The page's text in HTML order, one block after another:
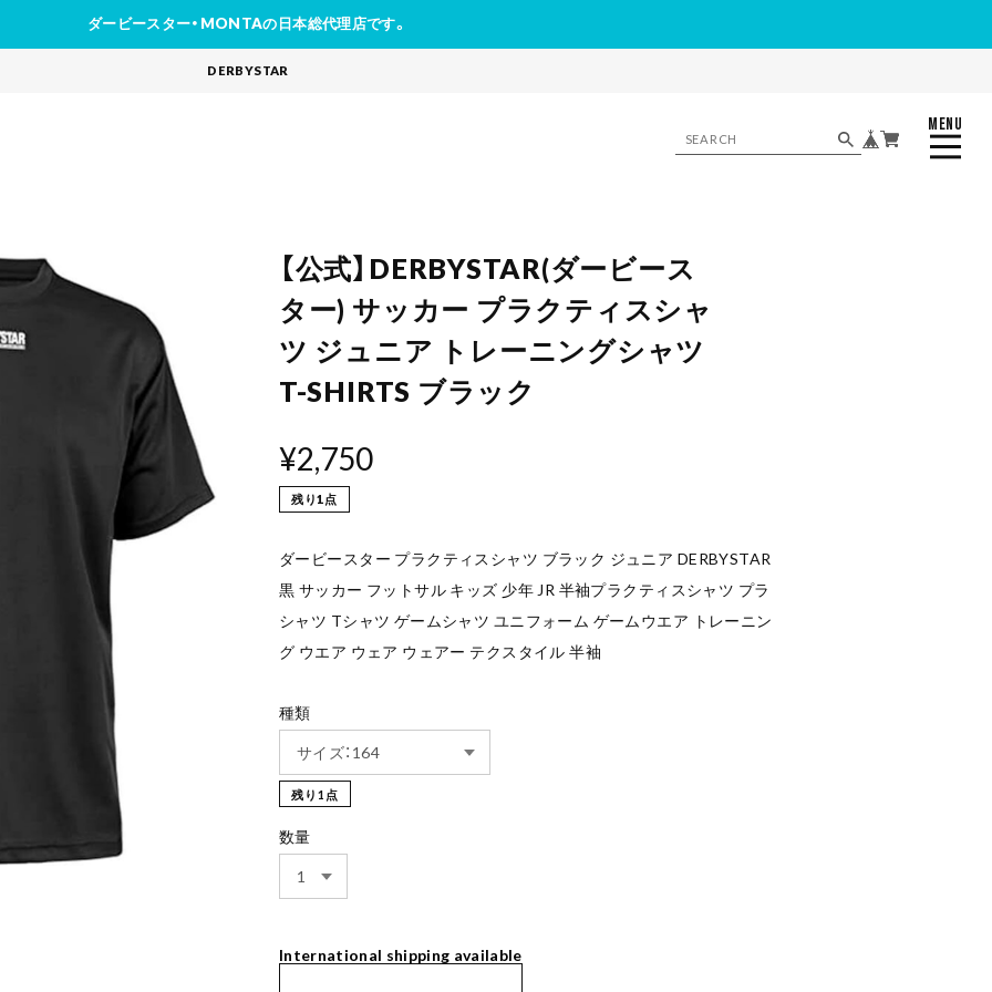
ダービースター・MONTAの日本総代理店です。
DERBYSTAR
MENU
CLOSE
【公式】DERBYSTAR(ダービース
ター) サッカー プラクティスシャ
ツ ジュニア トレーニングシャツ
T-SHIRTS ブラック
¥2,750
残り1点
ダービースター プラクティスシャツ ブラック ジュニア DERBYSTAR
黒 サッカー フットサル キッズ 少年 JR 半袖プラクティスシャツ プラ
シャツ Tシャツ ゲームシャツ ユニフォーム ゲームウエア トレーニン
グ ウエア ウェア ウェアー テクスタイル 半袖
種類
残り1点
数量
International shipping available